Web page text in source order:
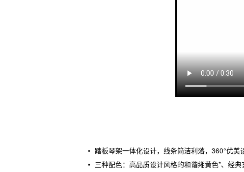
踏板琴架一体化设计，线条简洁利落，360°优美
三种配色：高品质设计风格的和谐缃黄色*、经